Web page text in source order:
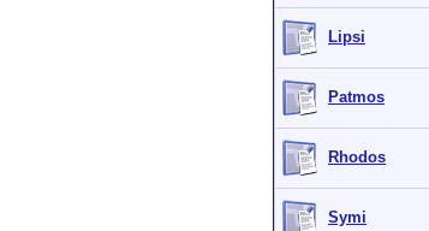
Lipsi
Patmos
Rhodos
Symi